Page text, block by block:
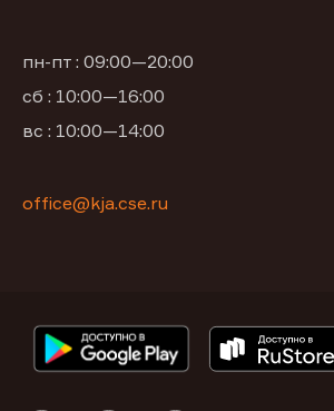
пн-пт : 09:00—20:00
сб : 10:00—16:00
вс : 10:00—14:00
office@kja.cse.ru